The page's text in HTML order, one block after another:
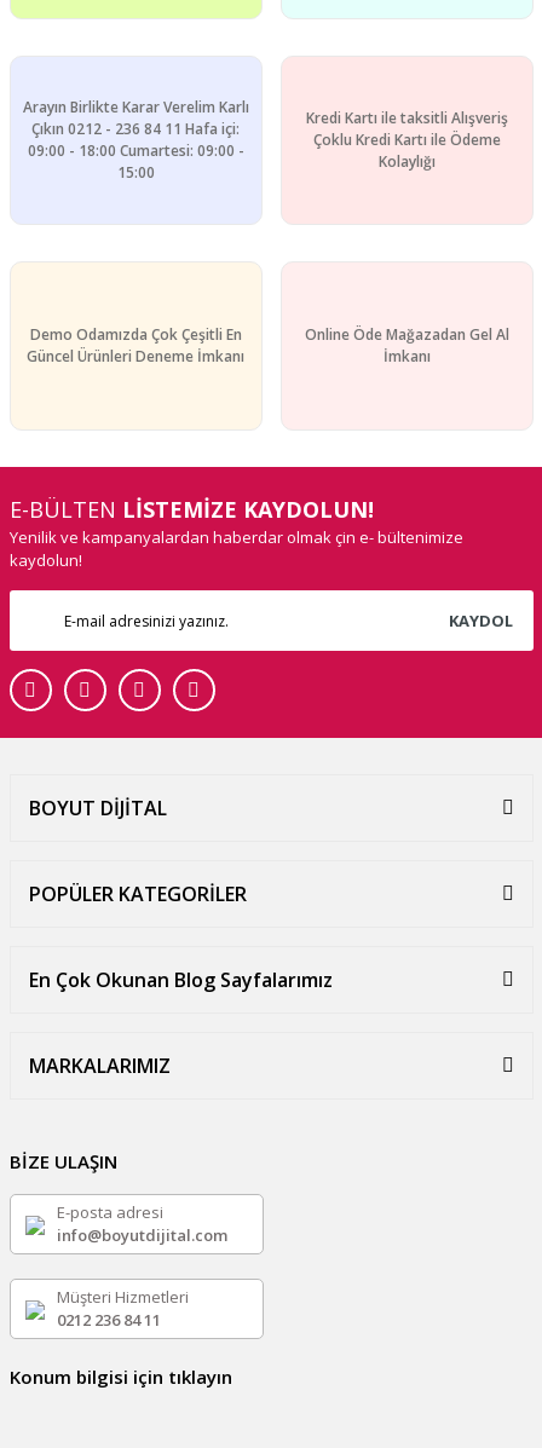
Arayın Birlikte Karar Verelim Karlı
Çıkın 0212 - 236 84 11 Hafa içi:
09:00 - 18:00 Cumartesi: 09:00 -
15:00
Kredi Kartı ile taksitli Alışveriş
Çoklu Kredi Kartı ile Ödeme
Kolaylığı
Demo Odamızda Çok Çeşitli En
Güncel Ürünleri Deneme İmkanı
Online Öde Mağazadan Gel Al
İmkanı
E-BÜLTEN LİSTEMİZE KAYDOLUN!
Yenilik ve kampanyalardan haberdar olmak çin e- bültenimize
kaydolun!
KAYDOL
BOYUT DİJİTAL
POPÜLER KATEGORİLER
En Çok Okunan Blog Sayfalarımız
MARKALARIMIZ
BİZE ULAŞIN
E-posta adresi
info@boyutdijital.com
Müşteri Hizmetleri
0212 236 84 11
Konum bilgisi için tıklayın